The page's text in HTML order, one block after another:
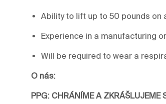
Ability to lift up to 50 pounds on
Experience in a manufacturing
Will be required to wear a
O nás:
PPG: CHRÁNÍME A ZKRÁŠLUJEME